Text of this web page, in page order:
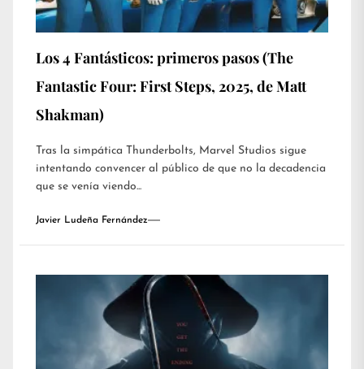
Los 4 Fantásticos: primeros pasos (The
Fantastic Four: First Steps, 2025, de Matt
Shakman)
Tras la simpática Thunderbolts, Marvel Studios sigue
intentando convencer al público de que no la decadencia
que se venía viendo...
Javier Ludeña Fernández